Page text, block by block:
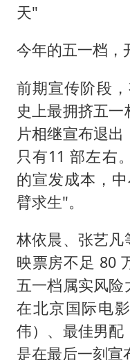
天"
今年的五一档，
前期宣传阶段
史上最拥挤五
片相继宣布退
只有11 部左右
的宣发成本，
臂求生"。
林依晨、张艺凡
映票房不足 80
五一档属实风险
在北京国际电
伟）、最佳男
是在最后一刻宣